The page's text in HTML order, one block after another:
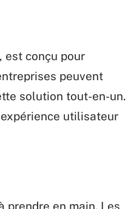
est conçu pour
peuvent
solution tout-en-un.
utilisateur
prendre en main. Les